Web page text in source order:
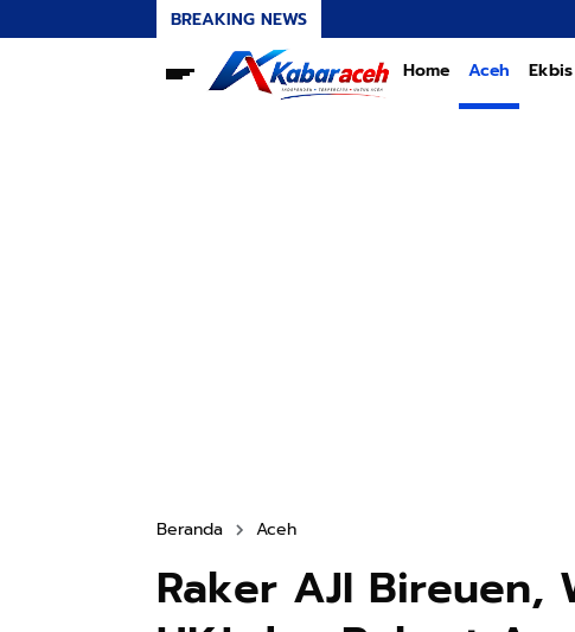
BREAKING NEWS
Home Aceh Ekbis
Beranda Aceh
Raker AJI Bireuen,